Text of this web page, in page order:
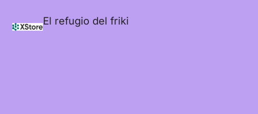
El refugio del friki